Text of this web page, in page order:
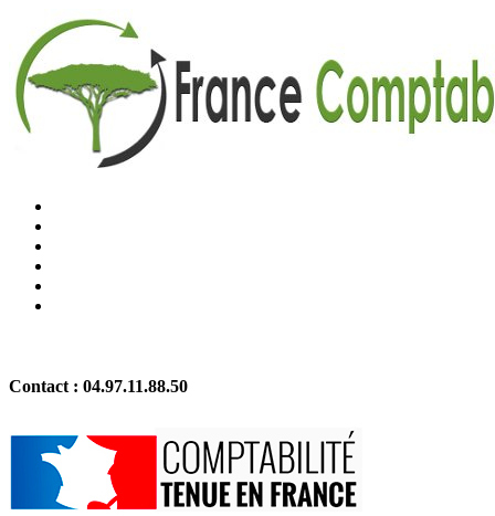
Contact : 04.97.11.88.50